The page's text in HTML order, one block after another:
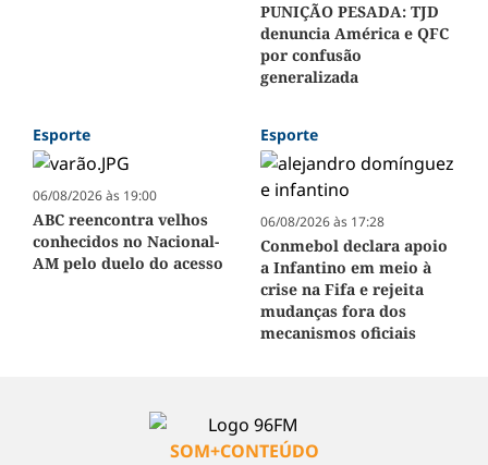
PUNIÇÃO PESADA: TJD
denuncia América e QFC
por confusão
generalizada
Esporte
06/08/2026 às 19:00
ABC reencontra velhos
conhecidos no Nacional-
AM pelo duelo do acesso
Esporte
06/08/2026 às 17:28
Conmebol declara apoio
a Infantino em meio à
crise na Fifa e rejeita
mudanças fora dos
mecanismos oficiais
SOM+CONTEÚDO